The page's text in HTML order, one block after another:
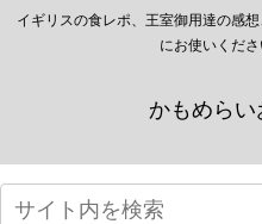
イギリスの食レポ、王室御用達の感
にお使いくだ
かもめら